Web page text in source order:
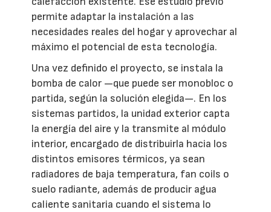
permite adaptar la instalación a las
necesidades reales del hogar y aprovechar al
máximo el potencial de esta tecnología.
Una vez definido el proyecto, se instala la
bomba de calor —que puede ser monobloc o
partida, según la solución elegida—. En los
sistemas partidos, la unidad exterior capta
la energía del aire y la transmite al módulo
interior, encargado de distribuirla hacia los
distintos emisores térmicos, ya sean
radiadores de baja temperatura, fan coils o
suelo radiante, además de producir agua
caliente sanitaria cuando el sistema lo